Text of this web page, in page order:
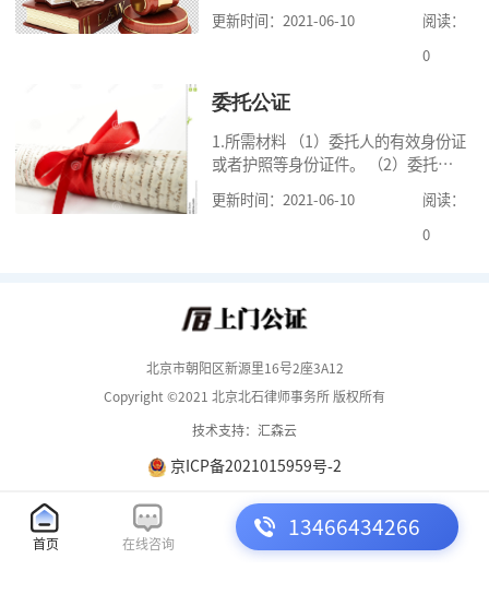
国《民法典》第一千一百二十一条规
定，继承从被继承人死亡时开始。 2.
更新时间：2021-06-10
阅读：
0
委托公证
1.所需材料 （1）委托人的有效身份证
或者护照等身份证件。 （2）委托人
人提供《常住人口登记卡》本人页原
件及经过户籍所在单位盖章的首页复
更新时间：2021-06-10
阅读：
0
首页 在线咨询
13466434266
北京市朝阳区新源里16号2座3A12
Copyright ©2021 北京北石律师事务所 版权所有
技术支持：汇森云
京ICP备2021015959号-2